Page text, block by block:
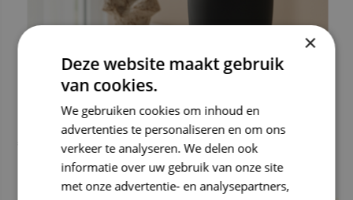
Droogboeket "Love Nature" | 70cm
€ 64,99
gratis verzending
×
Deze website maakt gebruik
van cookies.
We gebruiken cookies om inhoud en
advertenties te personaliseren en om ons
verkeer te analyseren. We delen ook
informatie over uw gebruik van onze site
met onze advertentie- en analysepartners,